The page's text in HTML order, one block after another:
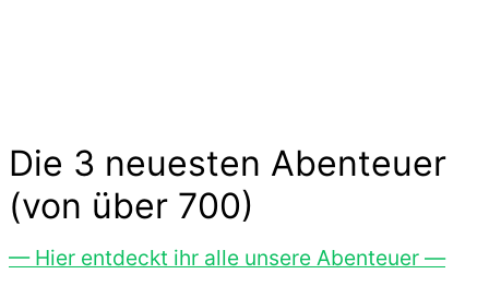
Die 3 neuesten Abenteuer
(von über 700)
— Hier entdeckt ihr alle unsere Abenteuer —